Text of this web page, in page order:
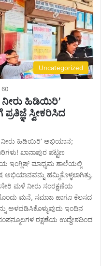
Uncategorized
60
ಹಿಡಿಯಿರಿ’
ಸ್ವೀಕರಿಸಿದ
ಹಿಡಿಯಿರಿ’ ಅಭಿಯಾನ;
ಖಾನಾಪುರ ಪಟ್ಟಣ
ಇಂಗ್ಲಿಷ್ ಮಾಧ್ಯಮ ಶಾಲೆಯಲ್ಲಿ
ಹಮ್ಮಿಕೊಳ್ಳಲಾಗಿತ್ತು.
ಮಳೆ ನೀರು ಸಂರಕ್ಷಣೆಯ
ಮನೆ, ಸಮಾಜ ಹಾಗೂ ಕೆಲಸದ
ಅಳವಡಿಸಿಕೊಳ್ಳುವುದು ಇಂದಿನ
ರಕ್ಷಣೆಯ ಉದ್ದೇಶದಿಂದ